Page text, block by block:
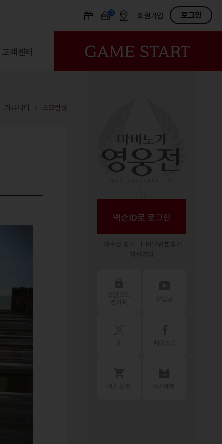
N OFF회원가입 로그인
고객센터
커뮤니티 스크린샷
넥슨ID로 로그인
넥슨ID 찾기
비밀번호 찾기
회원가입